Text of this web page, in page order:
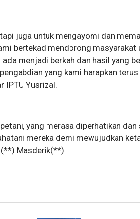
juga untuk mengayomi dan
bertekad mendorong masyarakat
menjadi berkah dan hasil yang
yang kami harapkan
IPTU Yusrizal.
yang merasa diperhatikan dan
mereka demi mewujudkan
Masderik(**)